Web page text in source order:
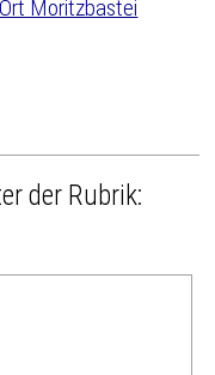
der Rubrik: